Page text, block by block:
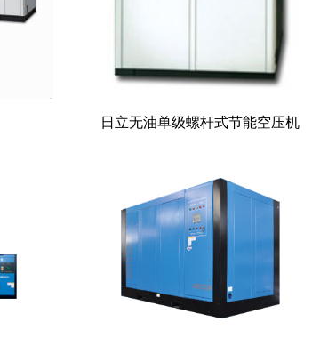
日立无油单级螺杆式节能空压机